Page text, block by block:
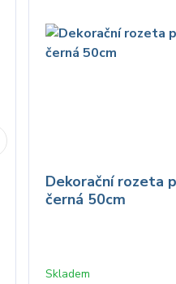
Dekorační rozeta
černá 50cm
Skladem